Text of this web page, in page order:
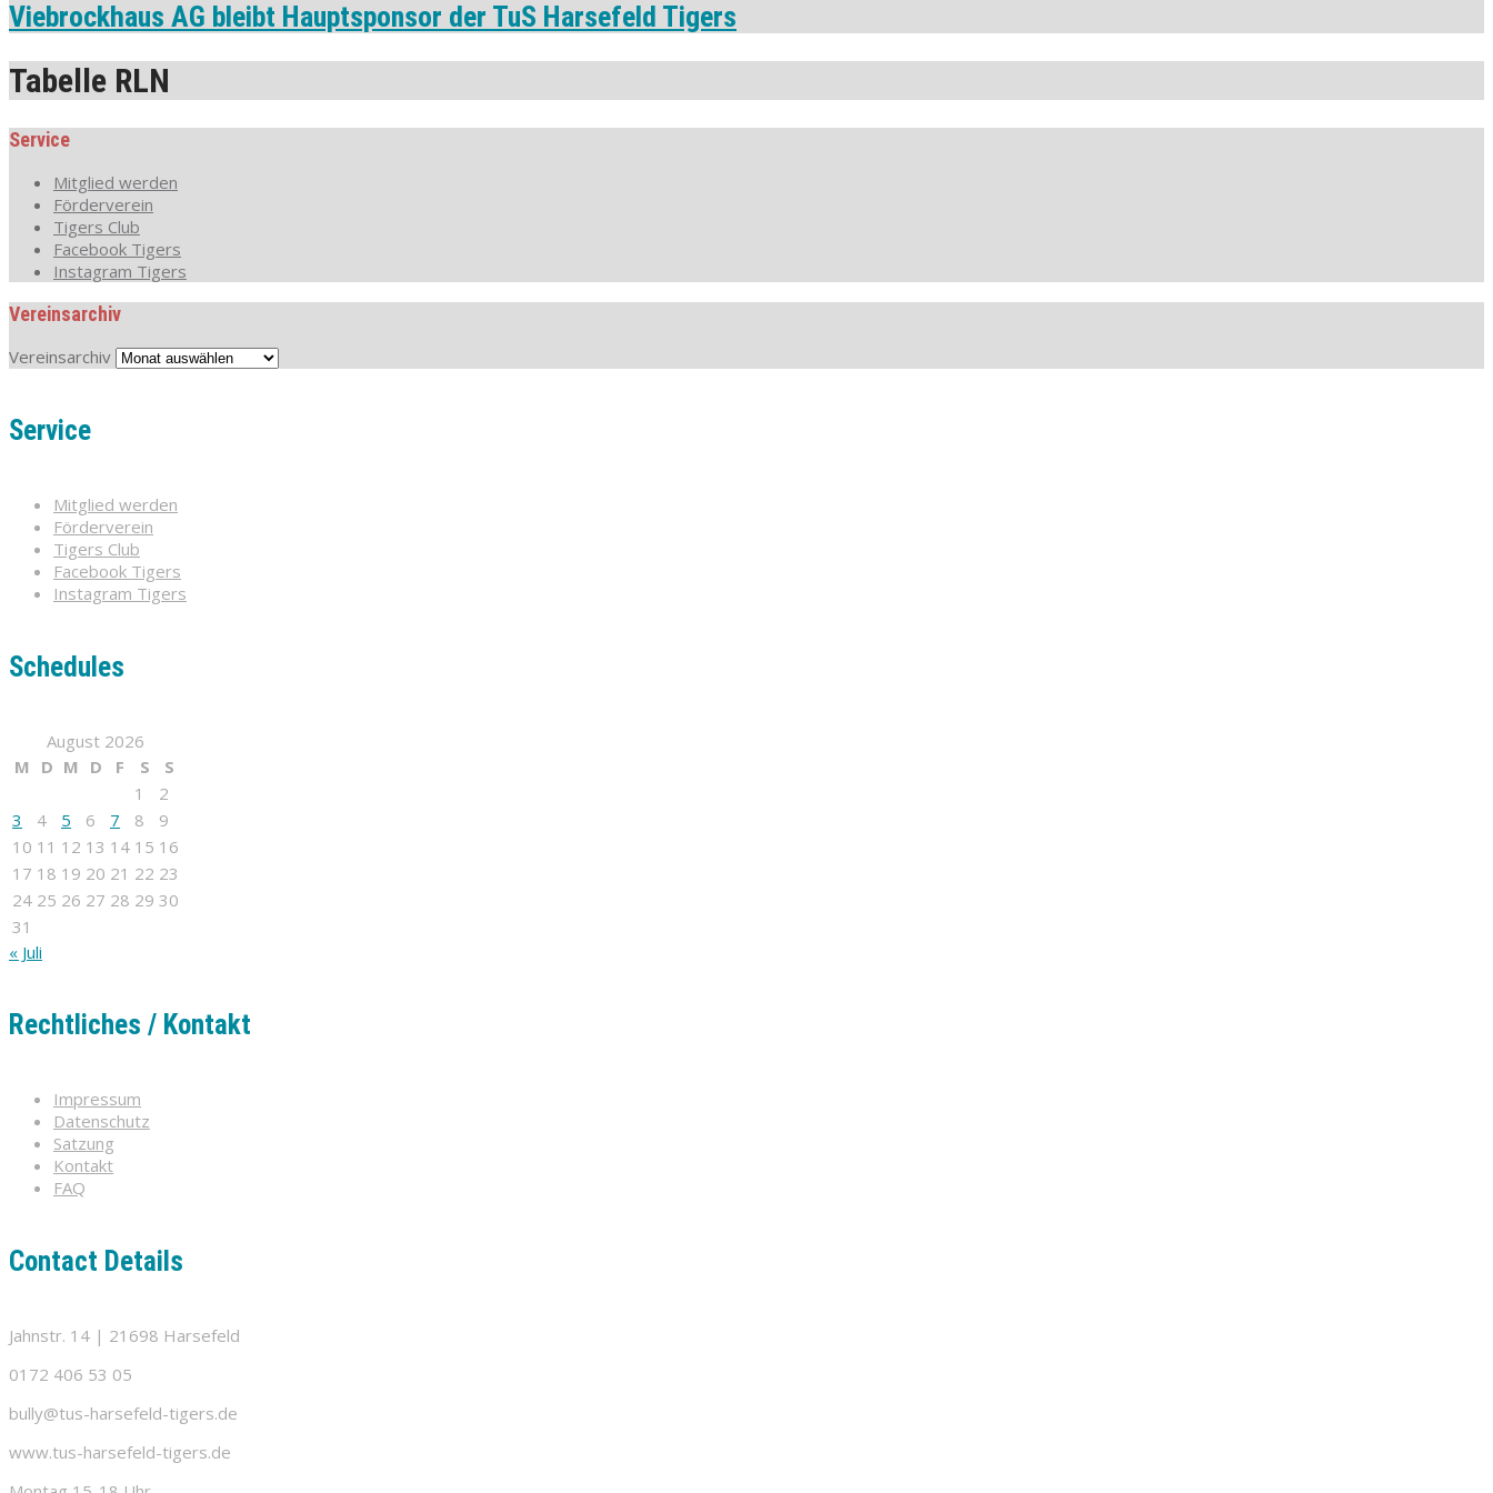
Viebrockhaus AG bleibt Hauptsponsor der TuS Harsefeld Tigers
Tabelle RLN
Service
Mitglied werden
Förderverein
Tigers Club
Facebook Tigers
Instagram Tigers
Vereinsarchiv
Vereinsarchiv
Service
Mitglied werden
Förderverein
Tigers Club
Facebook Tigers
Instagram Tigers
Schedules
August 2026
M D M D F S
S
1
2
3
4 5 6 7 8
9
10 11 12 13 14 15 16
17 18 19 20 21 22 23
24 25 26 27 28 29 30
31
« Juli
Rechtliches / Kontakt
Impressum
Datenschutz
Satzung
Kontakt
FAQ
Contact Details
Jahnstr. 14 | 21698 Harsefeld
0172 406 53 05
bully@tus-harsefeld-tigers.de
www.tus-harsefeld-tigers.de